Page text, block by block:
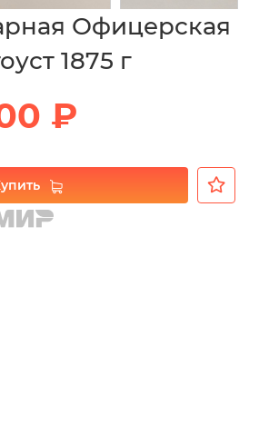
Офицерская
1875 г
₽